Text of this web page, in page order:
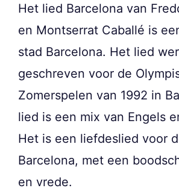
Het lied Barcelona van
en Montserrat Caballé is
stad Barcelona. Het lied
geschreven voor de
Zomerspelen van 1992 in
lied is een mix van Engels
Het is een liefdeslied voor
Barcelona, met een
en vrede.